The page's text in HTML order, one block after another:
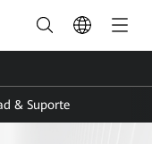
& Suporte